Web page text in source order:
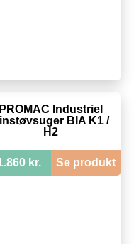
PROMAC Industriel
BIA K1 /
H2
kr. Se produkt